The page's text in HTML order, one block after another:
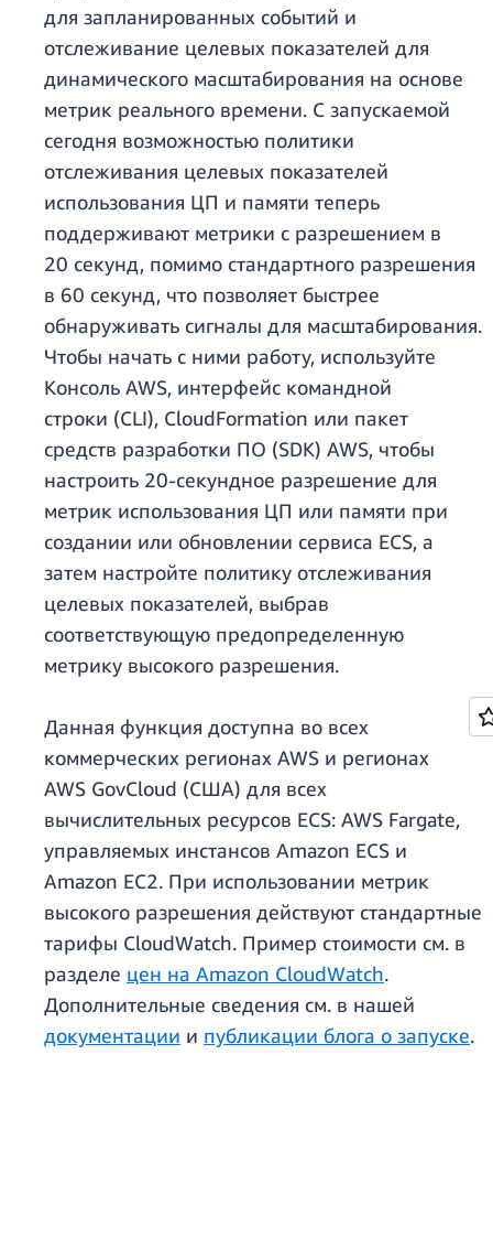
для запланированных событий и
отслеживание целевых показателей для
динамического масштабирования на основе
метрик реального времени. С запускаемой
сегодня возможностью политики
отслеживания целевых показателей
использования ЦП и памяти теперь
поддерживают метрики с разрешением в
20 секунд, помимо стандартного разрешения
в 60 секунд, что позволяет быстрее
обнаруживать сигналы для масштабирования.
Чтобы начать с ними работу, используйте
Консоль AWS, интерфейс командной
строки (CLI), CloudFormation или пакет
средств разработки ПО (SDK) AWS, чтобы
настроить 20-секундное разрешение для
метрик использования ЦП или памяти при
создании или обновлении сервиса ECS, а
затем настройте политику отслеживания
целевых показателей, выбрав
соответствующую предопределенную
метрику высокого разрешения.
Данная функция доступна во всех
коммерческих регионах AWS и регионах
AWS GovCloud (США) для всех
вычислительных ресурсов ECS: AWS Fargate,
управляемых инстансов Amazon ECS и
Amazon EC2. При использовании метрик
высокого разрешения действуют стандартные
тарифы CloudWatch. Пример стоимости см. в
разделе цен на Amazon CloudWatch.
Дополнительные сведения см. в нашей
документации и публикации блога о запуске.